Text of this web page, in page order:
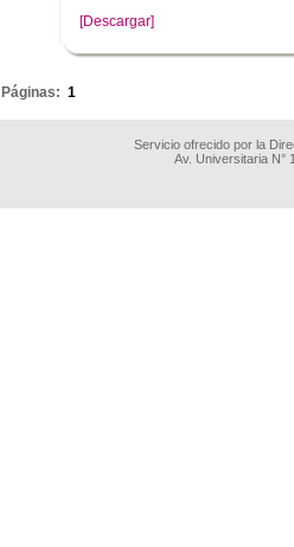
[Descargar]
Páginas: 1
Servicio ofrecido por la
Av. Universitaria N°